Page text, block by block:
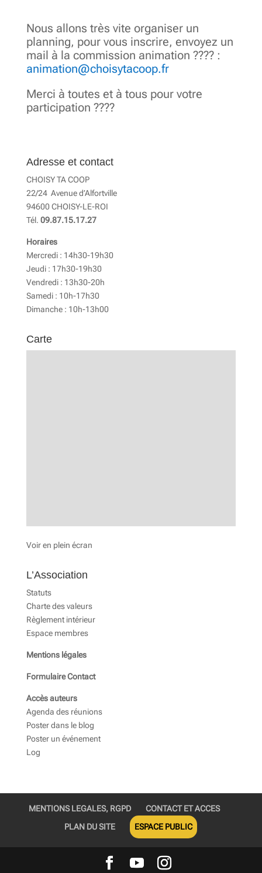
Nous allons très vite organiser un
planning, pour vous inscrire, envoyez un
mail à la commission animation ???? :
animation@choisytacoop.fr
Merci à toutes et à tous pour votre
participation ????
Adresse et contact
CHOISY TA COOP
22/24 Avenue d’Alfortville
94600 CHOISY-LE-ROI
Tél. 09.87.15.17.27
Horaires
Mercredi : 14h30-19h30
Jeudi : 17h30-19h30
Vendredi : 13h30-20h
Samedi : 10h-17h30
Dimanche : 10h-13h00
Carte
Voir en plein écran
L’Association
Statuts
Charte des valeurs
Règlement intérieur
Espace membres
Mentions légales
Formulaire Contact
Accès auteurs
Agenda des réunions
Poster dans le blog
Poster un événement
Log
MENTIONS LEGALES, RGPD
CONTACT ET ACCES
PLAN DU SITE
ESPACE PUBLIC